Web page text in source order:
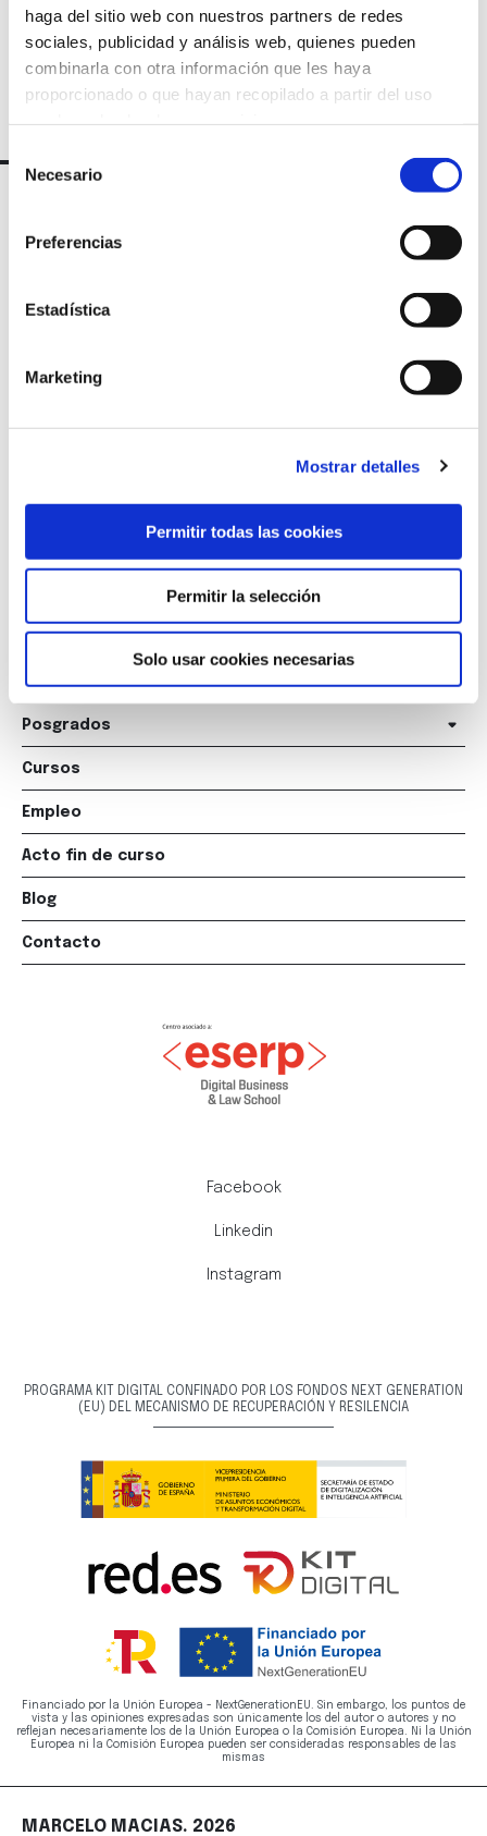
haga del sitio web con nuestros partners de redes
sociales, publicidad y análisis web, quienes pueden
combinarla con otra información que les haya
proporcionado o que hayan recopilado a partir del uso
Necesario
Preferencias
Estadística
Marketing
Mostrar detalles
Permitir todas las cookies
Permitir la selección
Solo usar cookies necesarias
15006 A Coruña
+34 698 198 265
escuela@marcelomacias.com
La Escuela
Titulaciones
Posgrados
Cursos
Empleo
Acto fin de curso
Blog
Contacto
Facebook
Linkedin
Instagram
PROGRAMA KIT DIGITAL CONFINADO POR LOS FONDOS NEXT GENERATION
(EU) DEL MECANISMO DE RECUPERACIÓN Y RESILENCIA
Financiado por la Unión Europea - NextGenerationEU. Sin embargo, los puntos de
vista y las opiniones expresadas son únicamente los del autor o autores y no
reflejan necesariamente los de la Unión Europea o la Comisión Europea. Ni la Unión
Europea ni la Comisión Europea pueden ser consideradas responsables de las
mismas
MARCELO MACIAS. 2026